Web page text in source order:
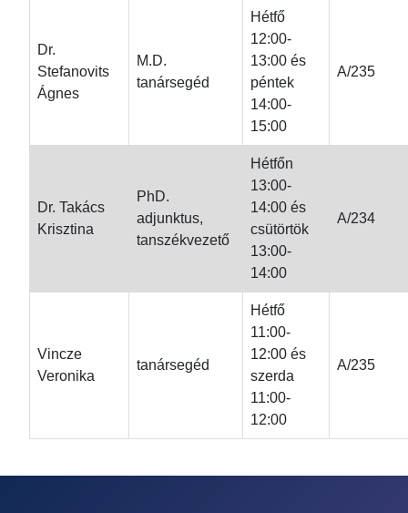
Dr.
Stefanovits
Ágnes
M.D.
tanársegéd
Hétfő
12:00-
13:00 és
péntek
14:00-
15:00
A/235
Dr. Takács
Krisztina
PhD.
adjunktus,
tanszékvezető
Hétfőn
13:00-
14:00 és
csütörtök
13:00-
14:00
A/234
Vincze
Veronika
tanársegéd
Hétfő
11:00-
12:00 és
szerda
11:00-
12:00
A/235